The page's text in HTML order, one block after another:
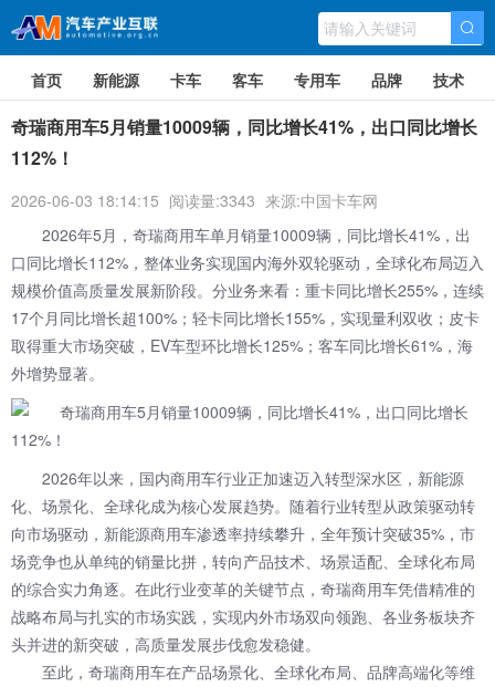
首页 新能源 卡车 客车 专用车 品牌 技术
奇瑞商用车5月销量10009辆，同比增长41%，出口同比增长
112%！
2026-06-03 18:14:15 阅读量:3343 来源:中国卡车网
2026年5月， 奇瑞商用车单月销量10009辆，同比增长41%，出
口同比增长112%，整体业务实现国内海外双轮驱动，全球化布局迈入
规模价值高质量发展新阶段。分业务来看：重卡同比增长255%，连续
17个月同比增长超100%；轻卡同比增长155%，实现量利双收；皮卡
取得重大市场突破，EV车型环比增长125%；客车同比增长61%，海
外增势显著。
2026年以来，国内商用车行业正加速迈入转型深水区，新能源
化、场景化、全球化成为核心发展趋势。随着行业转型从政策驱动转
向市场驱动，新能源商用车渗透率持续攀升，全年预计突破35%，市
场竞争也从单纯的销量比拼，转向产品技术、场景适配、全球化布局
的综合实力角逐。在此行业变革的关键节点，奇瑞商用车凭借精准的
战略布局与扎实的市场实践，实现内外市场双向领跑、各业务板块齐
头并进的新突破，高质量发展步伐愈发稳健。
至此，奇瑞商用车在产品场景化、全球化布局、品牌高端化等维